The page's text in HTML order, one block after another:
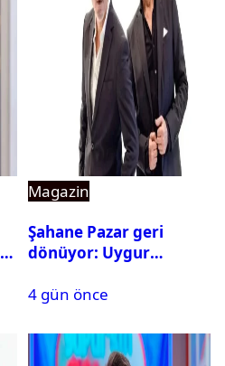
Magazin
Şahane Pazar geri
dönüyor: Uygur
açıklama geldi
4 gün önce